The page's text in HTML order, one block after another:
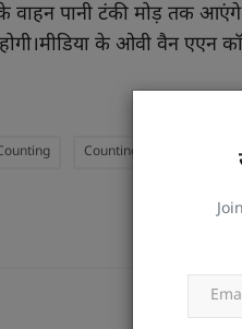
वाहन पानी टंकी मोड़ तक
के ओवी वैन एएन
CountingDay